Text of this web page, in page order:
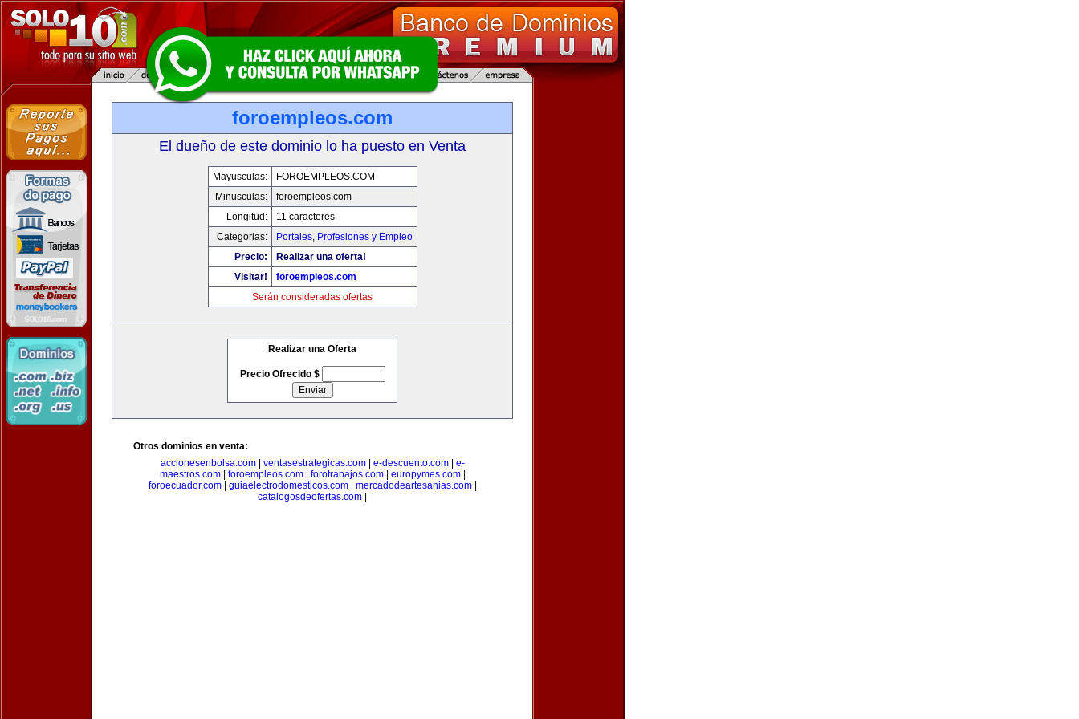
foroempleos.com
El dueño de este dominio lo ha puesto en Venta
Mayusculas:
FOROEMPLEOS.COM
Minusculas:
foroempleos.com
Longitud:
11 caracteres
Categorias:
Portales, Profesiones y Empleo
Precio:
Realizar una oferta!
Visitar!
foroempleos.com
Serán consideradas ofertas
Realizar una Oferta
Precio Ofrecido $
Otros dominios en venta:
accionesenbolsa.com| ventasestrategicas.com| e-descuento.com| e-
maestros.com| foroempleos.com| forotrabajos.com| europymes.com|
foroecuador.com| guiaelectrodomesticos.com| mercadodeartesanias.com|
catalogosdeofertas.com